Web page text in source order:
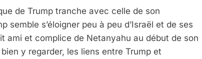
de Trump tranche avec celle de son
semble s’éloigner peu à peu d’Israël et de ses
ami et complice de Netanyahu au début de son
y regarder, les liens entre Trump et
Loya Stauber